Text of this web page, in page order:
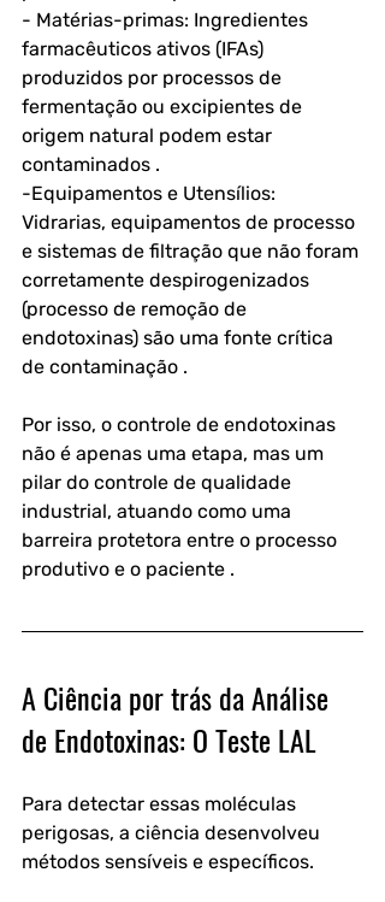
- Matérias-primas: Ingredientes
farmacêuticos ativos (IFAs)
produzidos por processos de
fermentação ou excipientes de
origem natural podem estar
contaminados .
-Equipamentos e Utensílios:
Vidrarias, equipamentos de processo
e sistemas de filtração que não foram
corretamente despirogenizados
(processo de remoção de
endotoxinas) são uma fonte crítica
de contaminação .
Por isso, o controle de endotoxinas
não é apenas uma etapa, mas um
pilar do controle de qualidade
industrial, atuando como uma
barreira protetora entre o processo
produtivo e o paciente .
A Ciência por trás da Análise
de Endotoxinas: O Teste LAL
Para detectar essas moléculas
perigosas, a ciência desenvolveu
métodos sensíveis e específicos.